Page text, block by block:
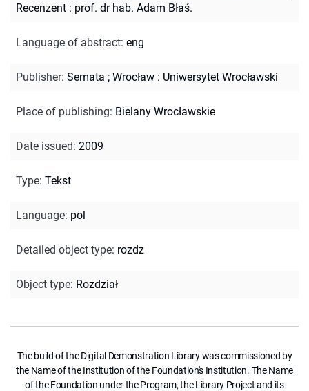
Recenzent : prof. dr hab. Adam Błaś.
Language of abstract: eng
Publisher: Semata ; Wrocław : Uniwersytet Wrocławski
Place of publishing: Bielany Wrocławskie
Date issued: 2009
Type: Tekst
Language: pol
Detailed object type: rozdz
Object type: Rozdział
The build of the Digital Demonstration Library was commissioned by
the Name of the Institution of the Foundation's Institution. The Name
of the Foundation under the Program, the Library Project and its